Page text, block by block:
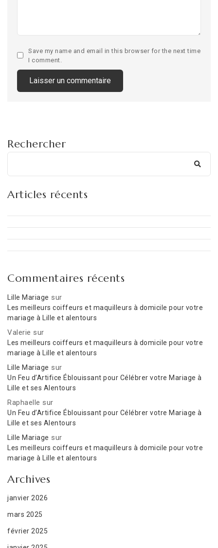
Save my name and email in this browser for the next time
I comment.
Rechercher
Articles récents
Commentaires récents
Lille Mariage sur
Les meilleurs coiffeurs et maquilleurs à domicile pour votre
mariage à Lille et alentours
Valerie sur
Les meilleurs coiffeurs et maquilleurs à domicile pour votre
mariage à Lille et alentours
Lille Mariage sur
Un Feu d’Artifice Éblouissant pour Célébrer votre Mariage à
Lille et ses Alentours
Raphaelle sur
Un Feu d’Artifice Éblouissant pour Célébrer votre Mariage à
Lille et ses Alentours
Lille Mariage sur
Les meilleurs coiffeurs et maquilleurs à domicile pour votre
mariage à Lille et alentours
Archives
janvier 2026
mars 2025
février 2025